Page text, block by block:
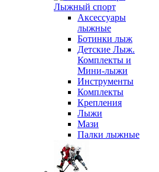
Лыжный спорт
Аксессуары
лыжные
Ботинки лыж
Детские Лыж.
Комплекты и
Мини-лыжи
Инструменты
Комплекты
Крепления
Лыжи
Мази
Палки лыжные